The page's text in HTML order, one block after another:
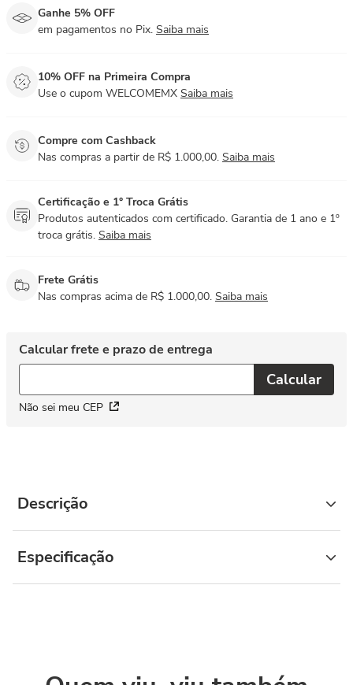
Ganhe 5% OFF
em pagamentos no Pix. Saiba mais
10% OFF na Primeira Compra
Use o cupom WELCOMEMX Saiba mais
Compre com Cashback
Nas compras a partir de R$ 1.000,00. Saiba mais
Certificação e 1° Troca Grátis
Produtos autenticados com certificado. Garantia de 1 ano e 1º
troca grátis. Saiba mais
Frete Grátis
Nas compras acima de R$ 1.000,00. Saiba mais
Não sei meu CEP
Descrição
Especificação